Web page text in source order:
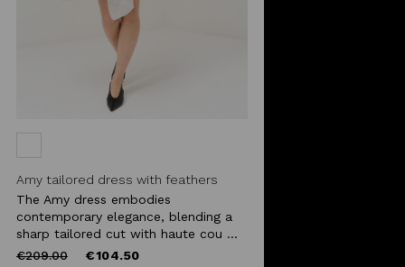
Amy tailored dress with feathers
The Amy dress embodies
contemporary elegance, blending a
sharp tailored cut with haute cou ...
Price
€209.00to €104.50